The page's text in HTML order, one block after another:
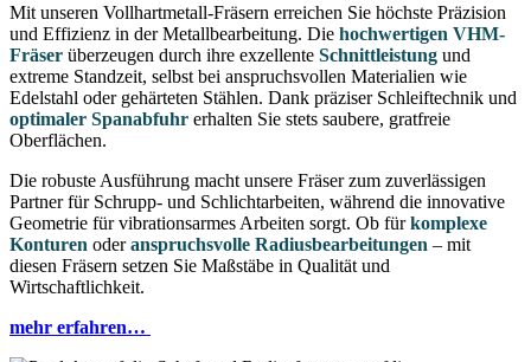
Mit unseren Vollhartmetall-Fräsern erreichen Sie höchste Präzision
und Effizienz in der Metallbearbeitung. Die hochwertigen VHM-
Fräser überzeugen durch ihre exzellente Schnittleistung und
extreme Standzeit, selbst bei anspruchsvollen Materialien wie
Edelstahl oder gehärteten Stählen. Dank präziser Schleiftechnik und
optimaler Spanabfuhr erhalten Sie stets saubere, gratfreie
Oberflächen.
Die robuste Ausführung macht unsere Fräser zum zuverlässigen
Partner für Schrupp- und Schlichtarbeiten, während die innovative
Geometrie für vibrationsarmes Arbeiten sorgt. Ob fürkomplexe
Konturen oderanspruchsvolle Radiusbearbeitungen – mit
diesen Fräsern setzen Sie Maßstäbe in Qualität und
Wirtschaftlichkeit.
mehr erfahren…